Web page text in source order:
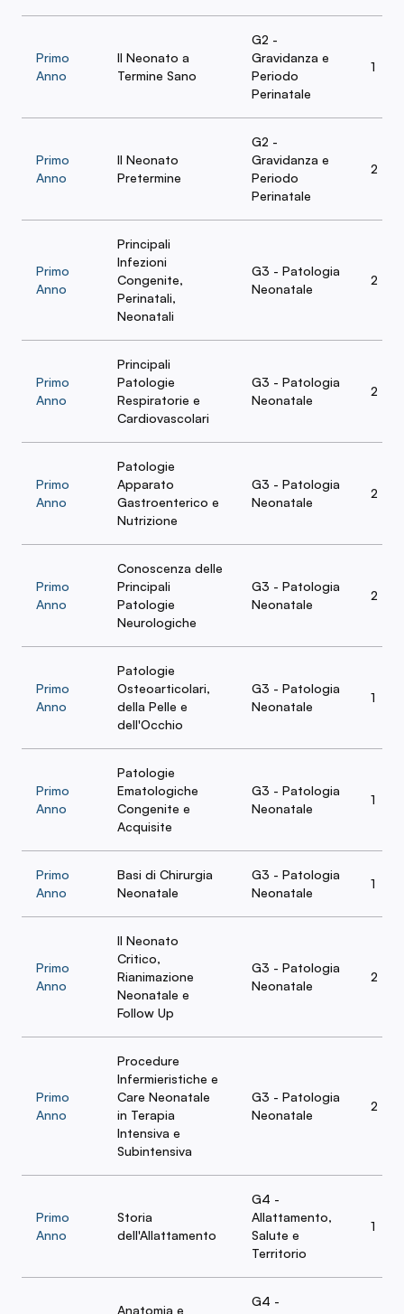
Primo
Anno
Il Neonato a
Termine Sano
G2 -
Gravidanza e
Periodo
Perinatale
1
Primo
Anno
Il Neonato
Pretermine
G2 -
Gravidanza e
Periodo
Perinatale
2
Primo
Anno
Principali
Infezioni
Congenite,
Perinatali,
Neonatali
G3 - Patologia
Neonatale
2
Primo
Anno
Principali
Patologie
Respiratorie e
Cardiovascolari
G3 - Patologia
Neonatale
2
Primo
Anno
Patologie
Apparato
Gastroenterico e
Nutrizione
G3 - Patologia
Neonatale
2
Primo
Anno
Conoscenza delle
Principali
Patologie
Neurologiche
G3 - Patologia
Neonatale
2
Primo
Anno
Patologie
Osteoarticolari,
della Pelle e
dell'Occhio
G3 - Patologia
Neonatale
1
Primo
Anno
Patologie
Ematologiche
Congenite e
Acquisite
G3 - Patologia
Neonatale
1
Primo
Anno
Basi di Chirurgia
Neonatale
G3 - Patologia
Neonatale
1
Primo
Anno
Il Neonato
Critico,
Rianimazione
Neonatale e
Follow Up
G3 - Patologia
Neonatale
2
Primo
Anno
Procedure
Infermieristiche e
Care Neonatale
in Terapia
Intensiva e
Subintensiva
G3 - Patologia
Neonatale
2
Primo
Anno
Storia
dell'Allattamento
G4 -
Allattamento,
Salute e
Territorio
1
Anatomia e
G4 -